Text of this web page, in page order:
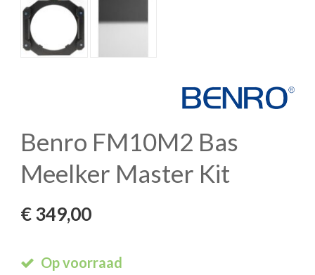
Benro FM10M2 Bas
Meelker Master Kit
€349,00
Op voorraad